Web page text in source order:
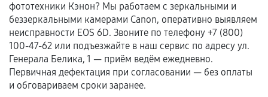
Документы для подтверждения
гарантии
Гарантийный талон.
фототехники Кэнон? Мы работаем с зеркальными и
беззеркальными камерами Canon, оперативно выявляем
неисправности EOS 6D. Звоните по телефону +7 (800)
100-47-62 или подъезжайте в наш сервис по адресу ул.
Генерала Белика, 1 — приём ведём ежедневно.
Первичная дефектация при согласовании — без оплаты
и обговариваем сроки заранее.